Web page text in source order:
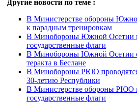
Другие новости по теме :
В Министерстве обороны
к парадным тренировкам
В Минобороны Южной Осетии
государственные флаги
В Минобороны Южной Осетии
теракта в Беслане
В Минобороны РЮО проводятся
30-летию Республики
В Министерстве обороны РЮО
государственные флаги